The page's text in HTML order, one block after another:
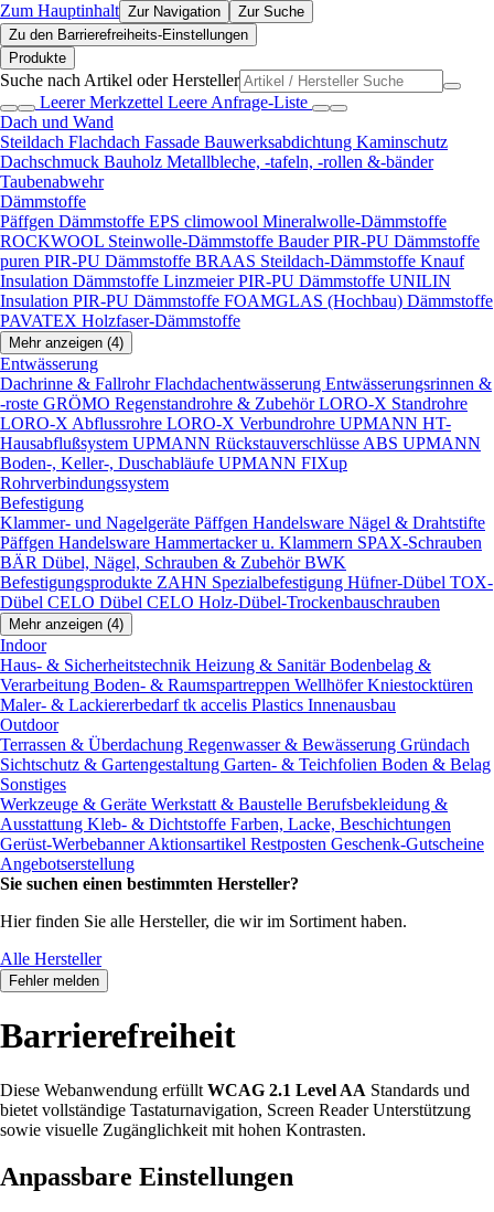
Zum Hauptinhalt Zur Navigation
Zur Suche
Zu den Barrierefreiheits-Einstellungen
Produkte
Suche nach Artikel oder Hersteller
Leerer Merkzettel Leere Anfrage-Liste
Dach und Wand
Steildach Flachdach Fassade Bauwerksabdichtung Kaminschutz
Dachschmuck Bauholz Metallbleche, -tafeln, -rollen &-bänder
Taubenabwehr
Dämmstoffe
Päffgen Dämmstoffe EPS climowool Mineralwolle-Dämmstoffe
ROCKWOOL Steinwolle-Dämmstoffe Bauder PIR-PU Dämmstoffe
puren PIR-PU Dämmstoffe BRAAS Steildach-Dämmstoffe Knauf
Insulation Dämmstoffe Linzmeier PIR-PU Dämmstoffe UNILIN
Insulation PIR-PU Dämmstoffe FOAMGLAS (Hochbau) Dämmstoffe
PAVATEX Holzfaser-Dämmstoffe
Mehr anzeigen (4)
Entwässerung
Dachrinne & FallrohrFlachdachentwässerung Entwässerungsrinnen &
-roste GRÖMO Regenstandrohre & ZubehörLORO-X Standrohre
LORO-X Abflussrohre LORO-X Verbundrohre UPMANN HT-
Hausabflußsystem UPMANN Rückstauverschlüsse ABS UPMANN
Boden-, Keller-, Duschabläufe UPMANN FIXup
Rohrverbindungssystem
Befestigung
Klammer- und Nagelgeräte Päffgen Handelsware Nägel & Drahtstifte
Päffgen Handelsware Hammertacker u. Klammern SPAX-Schrauben
BÄR Dübel, Nägel, Schrauben & ZubehörBWK
Befestigungsprodukte ZAHN Spezialbefestigung Hüfner-Dübel TOX-
Dübel CELO Dübel CELO Holz-Dübel-Trockenbauschrauben
Mehr anzeigen (4)
Indoor
Haus- & Sicherheitstechnik Heizung & SanitärBodenbelag &
Verarbeitung Boden- & Raumspartreppen Wellhöfer Kniestocktüren
Maler- & Lackiererbedarftk accelis Plastics Innenausbau
Outdoor
Terrassen & Überdachung Regenwasser & Bewässerung Gründach
Sichtschutz & Gartengestaltung Garten- & Teichfolien Boden & Belag
Sonstiges
Werkzeuge & Geräte Werkstatt & Baustelle Berufsbekleidung &
Ausstattung Kleb- & Dichtstoffe Farben, Lacke, Beschichtungen
Gerüst-WerbebannerAktionsartikel Restposten Geschenk-Gutscheine
Angebotserstellung
Sie suchen einen bestimmten Hersteller?
Hier finden Sie alle Hersteller, die wir im Sortiment haben.
Alle Hersteller
Fehler melden
Barrierefreiheit
Diese Webanwendung erfüllt WCAG 2.1 Level AA Standards und
bietet vollständige Tastaturnavigation, Screen Reader Unterstützung
sowie visuelle Zugänglichkeit mit hohen Kontrasten.
Anpassbare Einstellungen